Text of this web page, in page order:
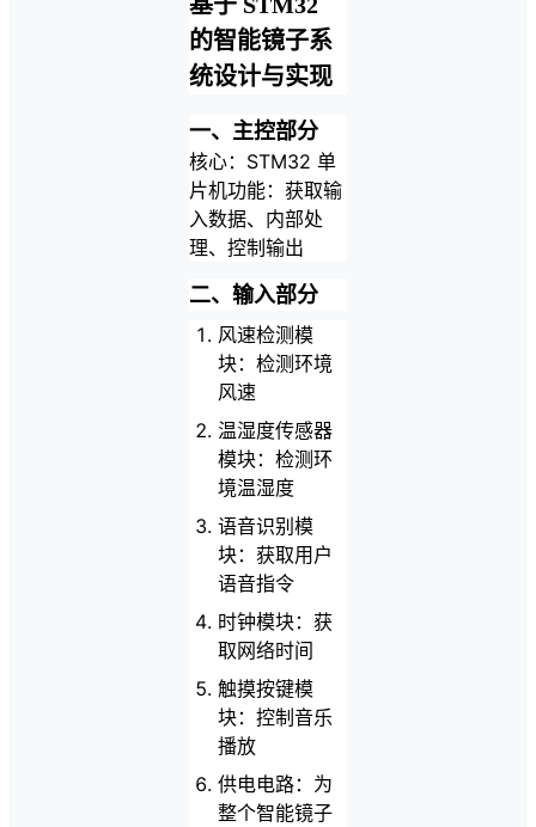
基于 STM32
的智能镜子系
统设计与实现
一、主控部分
核心：STM32 单
片机功能：获取输
入数据、内部处
理、控制输出
二、输入部分
风速检测模
块：检测环境
风速
温湿度传感器
模块：检测环
境温湿度
语音识别模
块：获取用户
语音指令
时钟模块：获
取网络时间
触摸按键模
块：控制音乐
播放
供电电路：为
整个智能镜子